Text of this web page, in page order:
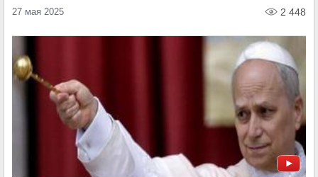
27 мая 2025 2 448